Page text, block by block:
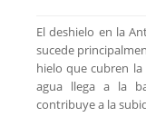
El deshielo en la
sucede
hielo que cubren
agua llega a la
contribuye a la